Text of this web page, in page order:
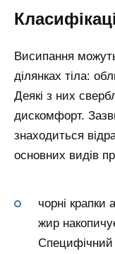
Висипання
ділянках тіла:
Деякі з них
дискомфорт.
знаходиться
основних видів
чорні крапки
жир
Специфічний